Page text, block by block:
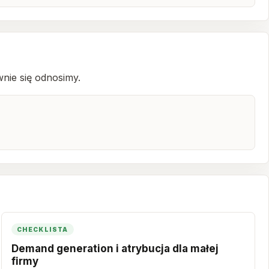
się odnosimy.
CHECKLISTA
Demand generation i atrybucja dla małej
firmy